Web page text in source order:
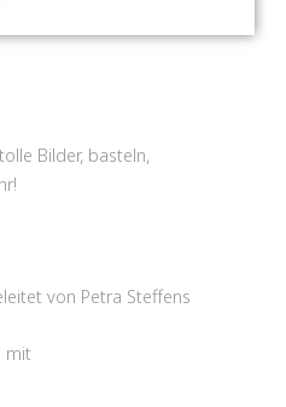
Bilder, basteln,
von Petra Steffens
mit